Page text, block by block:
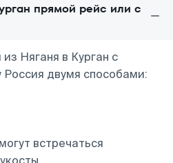
прямой рейс или с
Няганя в Курган с
Россия двумя способами:
встречаться